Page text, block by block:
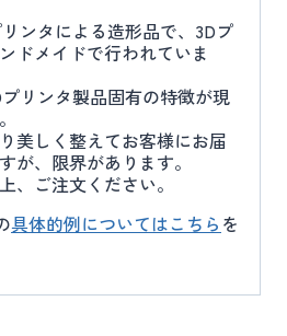
ンタによる造形品で、3Dプ
ドメイドで行われていま
リンタ製品固有の特徴が現
美しく整えてお客様にお届
が、限界があります。
、ご注文ください。
具体的例についてはこちら を